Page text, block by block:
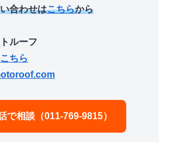
合わせはこちらから
ルーフ
こちら
で相談（011-769-9815）